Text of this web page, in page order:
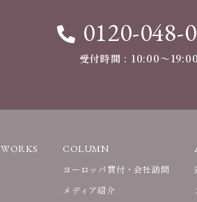
0120-048-
受付時間 : 10:00〜19:00
WORKS COLUMN
ヨーロッパ買付・会社訪問
メディア紹介